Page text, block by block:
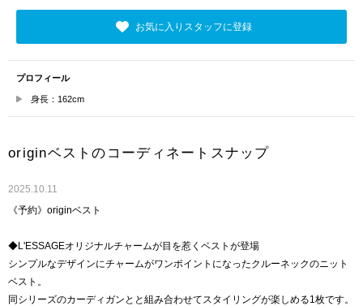
お気に入りスタッフに登録
プロフィール
身長：162cm
originベストのコーディネートスナップ
2025.10.11
《予約》originベスト
◆L'ESSAGEオリジナルチャームが目を惹くベストが登場
シンプルなデザインにチャームがワンポイントになったクルーネックのニット
ベスト。
同シリーズのカーディガンとと組み合わせてスタイリングが楽しめる1枚です。